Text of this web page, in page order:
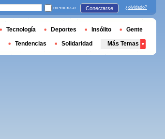
memorizar Conectarse ¿olvidado?
Tecnología Deportes Insólito Gente
Tendencias Solidaridad Más Temas